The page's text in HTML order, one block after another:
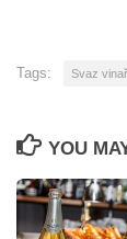
Tags: Svaz
YOU